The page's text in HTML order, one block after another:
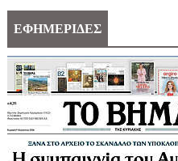
ΕΦΗΜΕΡΙΔΕΣ